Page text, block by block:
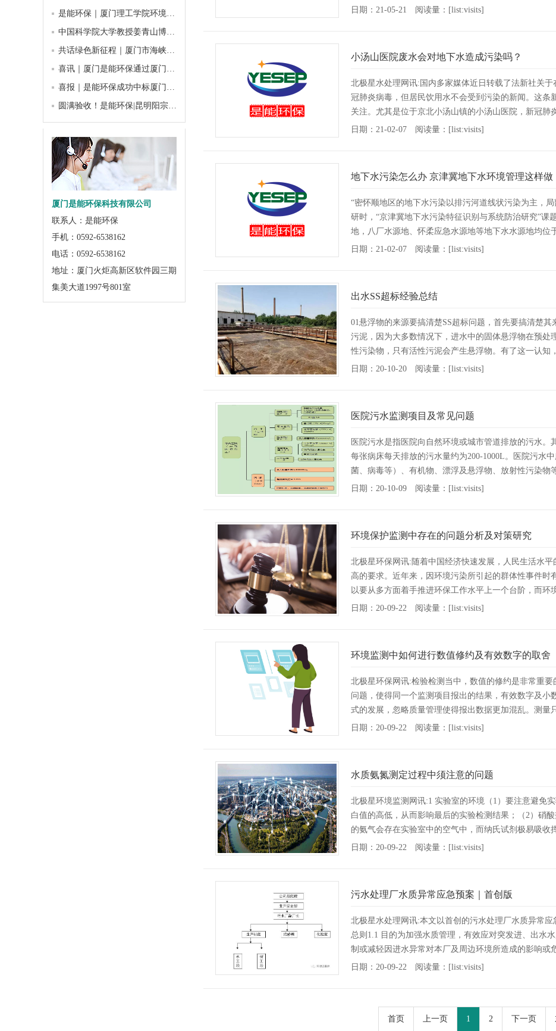
是能环保｜厦门理工学院环境科学与工程学院学生实习实践基地正式授牌
中国科学院大学教授姜青山博导、泉州发展集团首席技术专家洪志令博士、厦门民革逸仙支部副主委邱华荣一行莅临厦门是能环保考察交流
共话绿色新征程｜厦门市海峡两岸绿色产业发展促进会2025年度理事会圆满召开
喜讯｜厦门是能环保通过厦门市2025年“专精特新”中小企业认定和复核！
喜报｜是能环保成功中标厦门烟草工业有限责任公司废气在线监测系统维保-2026年至2028年运维项目
圆满验收！是能环保|昆明阳宗海智慧感知体系监测项目落地，守护高原明珠生态未来
厦门是能环保科技有限公司
联系人：是能环保
手机：0592-6538162
电话：0592-6538162
地址：厦门火炬高新区软件园三期
集美大道1997号801室
日期：21-05-21 阅读量：[list:visits]
小汤山医院废水会对地下水造成污染吗？
北极星水处理网讯:国内多家媒体近日转载了法新社关
冠肺炎病毒，但居民饮用水不会受到污染的新闻。这
关注。尤其是位于京北小汤山镇的小汤山医院，新冠
流经医院的雨水，···[详情]
日期：21-02-07 阅读量：[list:visits]
地下水污染怎么办 京津冀地下水环境管理这样做
“密怀顺地区的地下水污染以排污河道线状污染为主，
研时，“京津冀地下水污染特征识别与系统防治研究”
地，八厂水源地、怀柔应急水源地等地下水水源地均
这里，只是京津···[详情]
日期：21-02-07 阅读量：[list:visits]
出水SS超标经验总结
01悬浮物的来源要搞清楚SS超标问题，首先要搞清楚
污泥，因为大多数情况下，进水中的固体悬浮物在预
性污染物，只有活性污泥会产生悬浮物。有了这一认知
在整个工艺链···
[详情]
日期：20-10-20 阅读量：[list:visits]
医院污水监测项目及常见问题
医院污水是指医院向自然环境或城市管道排放的污水。
每张病床每天排放的污水量约为200-1000L。医院污水
菌、病毒等）、有机物、漂浮及悬浮物、放射性污染物
上。&n··· [详情]
日期：20-10-09 阅读量：[list:visits]
环境保护监测中存在的问题分析及对策研究
北极星环保网讯:随着中国经济快速发展，人民生活水
高的要求。近年来，因环境污染所引起的群体性事件
以要从多方面着手推进环保工作水平上一个台阶，而环
面临着新的挑战。···[详情]
日期：20-09-22 阅读量：[list:visits]
环境监测中如何进行数值修约及有效数字的取舍
北极星环保网讯:检验检测当中，数值的修约是非常重
问题，使得同一个监测项目报出的结果，有效数字及
式的发展，忽略质量管理使得报出数据更加混乱。测
值和真实值的差就···[详情]
日期：20-09-22 阅读量：[list:visits]
水质氨氮测定过程中须注意的问题
北极星环境监测网讯:1 实验室的环境（1）要注意避免
白值的高低，从而影响最后的实验检测结果；（2）硝
的氨气会存在实验室中的空气中，而纳氏试剂极易吸
行铵盐类化合物···[详情]
日期：20-09-22 阅读量：[list:visits]
污水处理厂水质异常应急预案｜首创版
北极星水处理网讯:本文以首创的污水处理厂水质异常
总则1.1 目的为加强水质管理，有效应对突发进、出水
制或减轻因进水异常对本厂及周边环境所造成的影响或
应程序，···[详情]
日期：20-09-22 阅读量：[list:visits]
首页 上一页 1 2 下一页